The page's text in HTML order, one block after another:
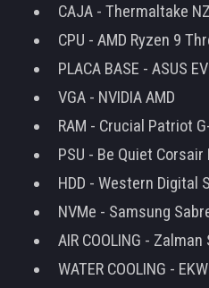
CAJA - Thermaltake
CPU - AMD Ryzen 9
PLACA BASE - ASUS
VGA - NVIDIA AMD
RAM - Crucial Patriot
PSU - Be Quiet
HDD - Western Digital
NVMe - Samsung
AIR COOLING -
WATER COOLING -